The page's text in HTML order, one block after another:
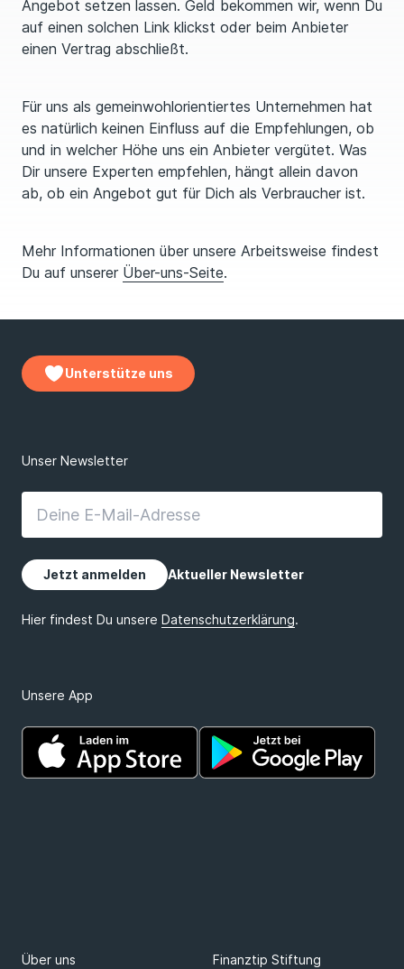
Angebot setzen lassen. Geld bekommen wir, wenn Du
auf einen solchen Link klickst oder beim Anbieter
einen Vertrag abschließt.
Für uns als gemeinwohlorientiertes Unternehmen hat
es natürlich keinen Einfluss auf die Empfehlungen, ob
und in welcher Höhe uns ein Anbieter vergütet. Was
Dir unsere Experten empfehlen, hängt allein davon
ab, ob ein Angebot gut für Dich als Verbraucher ist.
Mehr Informationen über unsere Arbeitsweise findest
Du auf unserer Über-uns-Seite.
Unterstütze uns
Unsere App
Über uns Finanztip Stiftung